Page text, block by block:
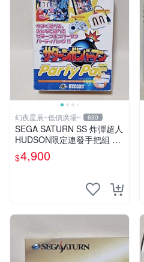
幻夜星辰~低價廣場~ 630
SEGA SATURN SS 炸彈超人
HUDSON限定連發手把組 數
量稀少 全新未使用
$4,900